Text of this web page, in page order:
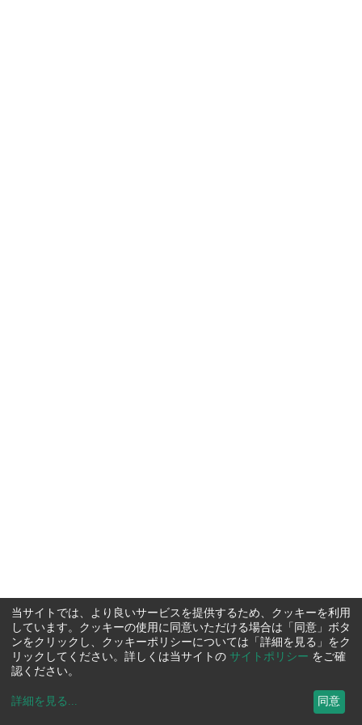
当サイトでは、より良いサービスを提供するため、クッキーを利用
しています。クッキーの使用に同意いただける場合は「同意」ボタ
ンをクリックし、クッキーポリシーについては「詳細を見る」をク
リックしてください。詳しくは当サイトの サイトポリシー をご確
認ください。
詳細を見る ... 同意